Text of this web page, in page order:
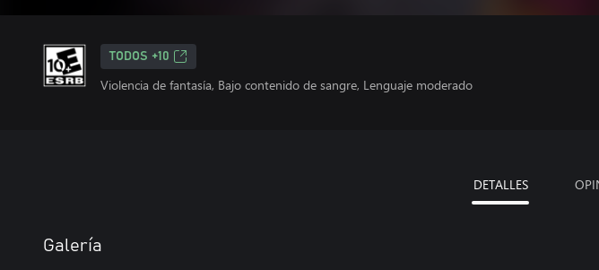
TODOS +10
Violencia de fantasía, Bajo contenido de sangre, Lenguaje moderado
DETALLES
Galería